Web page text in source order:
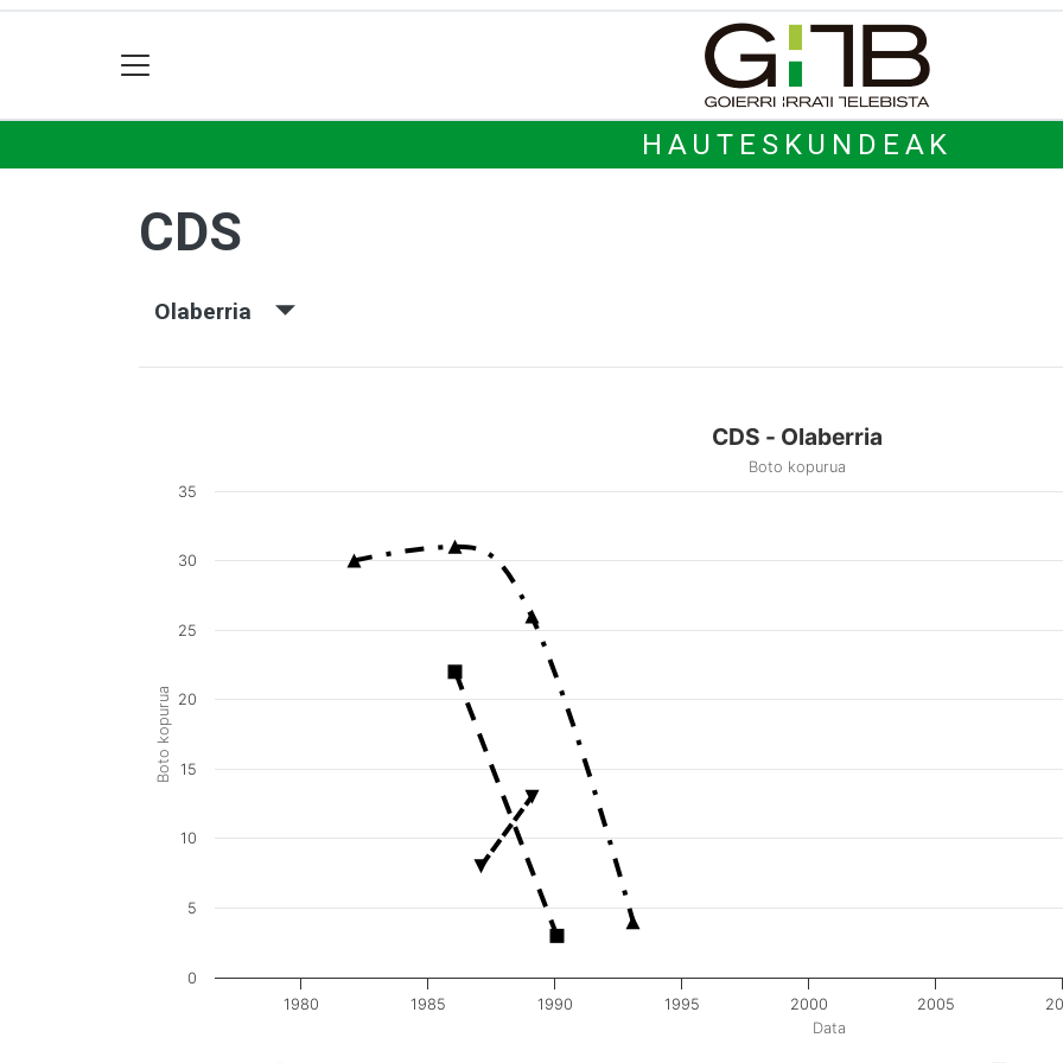
HAUTESKUNDEAK
CDS
Olaberria
Data
Boto kopurua
CDS - Olaberria
Boto kopurua
1980 1985 1990 1995 2000 2005
0
5
10
15
20
25
30
35